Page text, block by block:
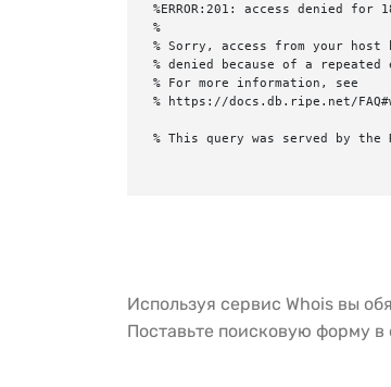
%ERROR:201: access denied for
%
% Sorry, access from your host
% denied because of a repeated
% For more information, see
% https://docs.db.ripe.net/
% This query was served by the
Используя сервис Whois вы
Поставьте поисковую форму в